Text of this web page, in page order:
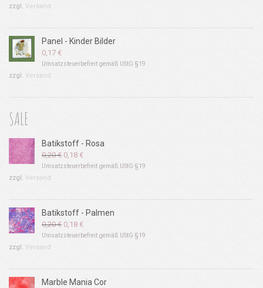
zzgl. Versand
Panel - Kinder Bilder
0,17 €
Umsatzsteuerbefreit gemäß UStG §19
zzgl. Versand
SALE
Batikstoff - Rosa
0,20€ Ursprünglicher
Preis
0,18 €Aktueller
Preis
Umsatzsteuerbefreit gemäß UStG §19
zzgl. Versand
Batikstoff - Palmen
0,20€ Ursprünglicher
Preis
0,18 €Aktueller
Preis
Umsatzsteuerbefreit gemäß UStG §19
zzgl. Versand
Marble Mania Cor